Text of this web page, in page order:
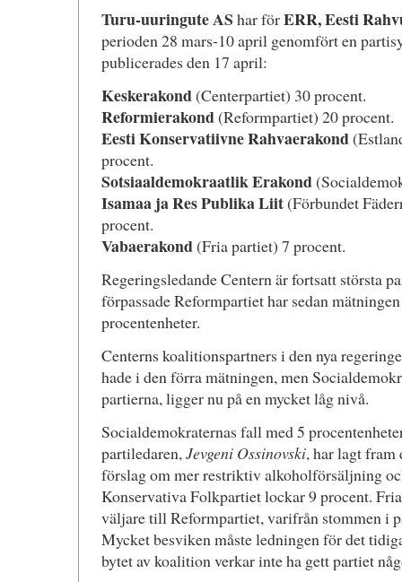
Turu-uuringute AS har förERR, Eesti
perioden 28 mars-10 april genomfört en
publicerades den 17 april:
Keskerakond(Centerpartiet) 30 procent.
Reformierakond(Reformpartiet) 20 procent.
Eesti Konservatiivne Rahvaerakond
procent.
Sotsiaaldemokraatlik Erakond
Isamaa ja Res Publika Liit(Förbundet
procent.
Vabaerakond(Fria partiet) 7 procent.
Regeringsledande Centern är fortsatt största
förpassade Reformpartiet har sedan
procentenheter.
Centerns koalitionspartners i den nya
hade i den förra mätningen, men
partierna, ligger nu på en mycket låg nivå.
Socialdemokraternas fall med 5
partiledaren,Jevgeni Ossinovski, har lagt fram
förslag om mer restriktiv alkoholförsäljning
Konservativa Folkpartiet lockar 9 procent.
väljare till Reformpartiet, varifrån stommen i
Mycket besviken måste ledningen för det
bytet av koalition verkar inte ha gett partiet